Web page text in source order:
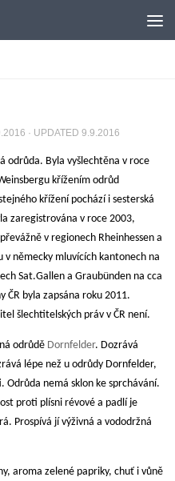
· UPDATED 9.9.2016
odrůda. Byla vyšlechtěna v roce
křížením odrůd
křížení pochází i sesterská
zaregistrována v roce 2003,
v regionech Rheinhessen a
v německy mluvících kantonech na
Sat.Gallen a Graubünden na cca
ČR byla zapsána roku 2011.
šlechtitelských práv v ČR není.
odrůdě Dornfelder. Dozrává
lépe než u odrůdy Dornfelder,
Odrůda nemá sklon ke sprchávání.
proti plísni révové a padlí je
Prospívá jí výživná a vododržná
aroma zelené papriky, chuť i vůně